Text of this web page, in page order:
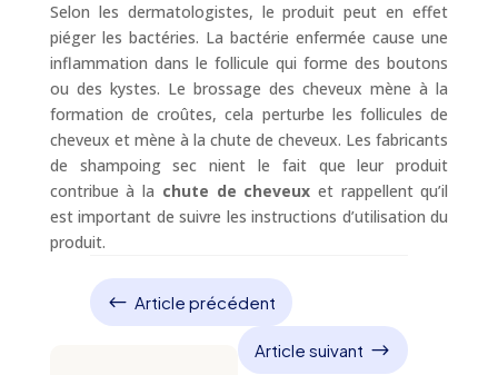
Selon les dermatologistes, le produit peut en effet
piéger les bactéries. La bactérie enfermée cause une
inflammation dans le follicule qui forme des boutons
ou des kystes. Le brossage des cheveux mène à la
formation de croûtes, cela perturbe les follicules de
cheveux et mène à la chute de cheveux. Les fabricants
de shampoing sec nient le fait que leur produit
contribue à la chute de cheveux et rappellent qu’il
est important de suivre les instructions d’utilisation du
produit.
# Article précédent
Article suivant $